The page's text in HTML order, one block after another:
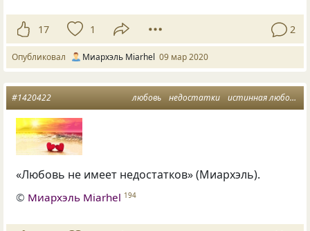
17 1 2
Опубликовал Миархэль Miarhel 09 мар 2020
любовь недостатки истинная любовь
#1420422
«Любовь не имеет недостатков» (Миархэль).
© Миархэль Miarhel 194